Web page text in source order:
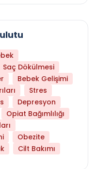
Saç Dökülmesi
Bebek Gelişimi
Stres
Depresyon
Opiat Bağımlılığı
Obezite
Cilt Bakımı